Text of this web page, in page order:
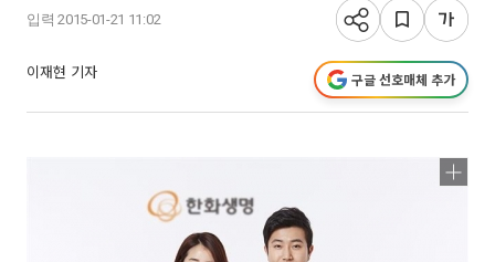
입력 2015-01-21 11:02
이재현 기자 구글 선호매체 추가